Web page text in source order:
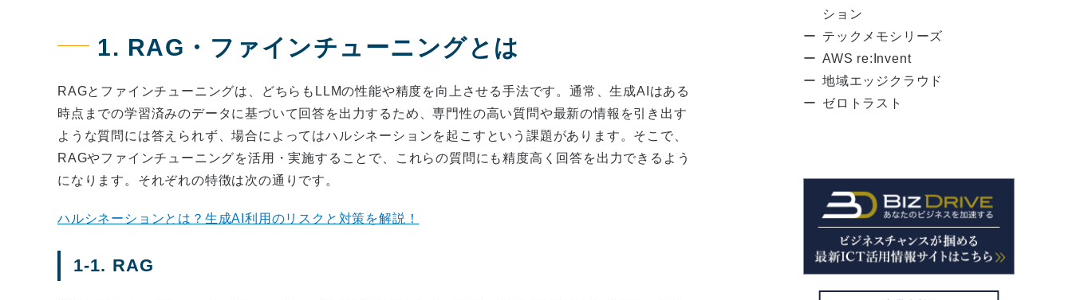
1. RAG・ファインチューニングとは
RAGとファインチューニングは、どちらもLLMの性能や精度を向上させる手法です。通常、生成AIはある
時点までの学習済みのデータに基づいて回答を出力するため、専門性の高い質問や最新の情報を引き出す
ような質問には答えられず、場合によってはハルシネーションを起こすという課題があります。そこで、
RAGやファインチューニングを活用・実施することで、これらの質問にも精度高く回答を出力できるよう
になります。それぞれの特徴は次の通りです。
ハルシネーションとは？生成AI利用のリスクと対策を解説！
1-1. RAG
ション
テックメモシリーズ
AWS re:Invent
地域エッジクラウド
ゼロトラスト